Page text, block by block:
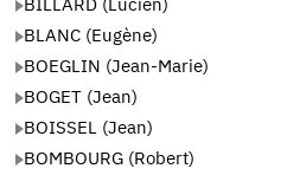
BLANC (Eugène)
BOEGLIN (Jean-Marie)
BOGET (Jean)
BOISSEL (Jean)
BOMBOURG (Robert)